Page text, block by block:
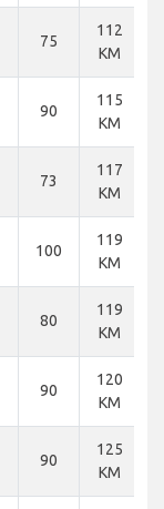
75
112
KM
90
115
KM
73
117
KM
100
119
KM
80
119
KM
90
120
KM
90
125
KM